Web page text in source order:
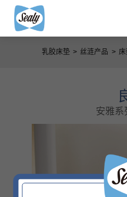
乳胶床垫 > 丝涟产品 > 床
安雅系